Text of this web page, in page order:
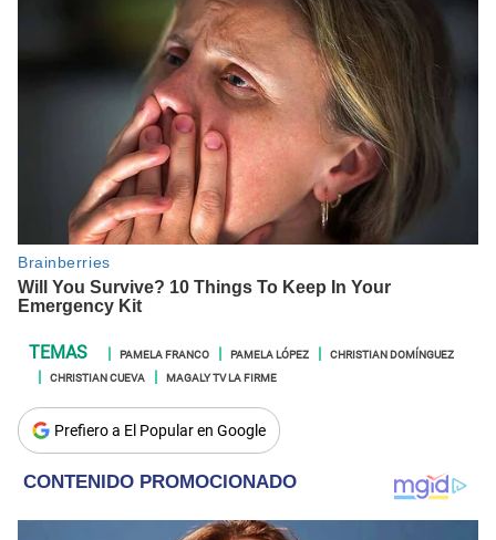
PAMELA FRANCO PAMELA LÓPEZ
CHRISTIAN DOMÍNGUEZ
CHRISTIAN CUEVA
MAGALY TV LA FIRME
Prefiero a El Popular en Google